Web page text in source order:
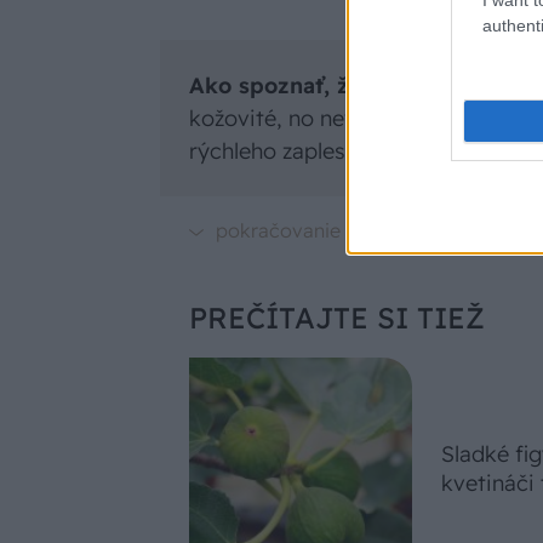
Ako spoznať, že sú figy
kožovité, no nevyteká z nich
rýchleho zaplesnenia. Nie sú však
PREČÍTAJTE SI TIEŽ
Sladké
kvetináči